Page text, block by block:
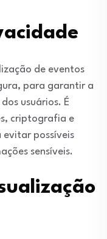
de eventos
para garantir a
usuários. É
criptografia e
evitar possíveis
sensíveis.